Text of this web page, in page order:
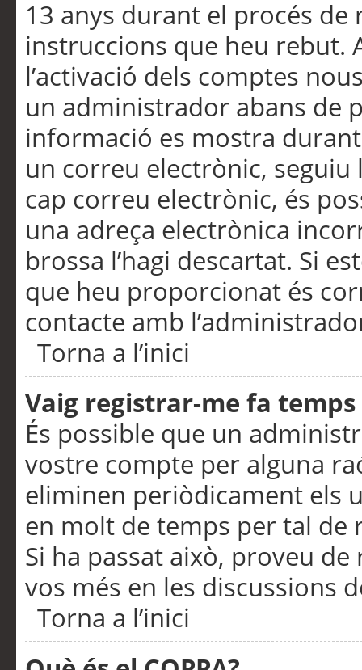
13 anys durant el procés de
instruccions que heu rebut.
l’activació dels comptes
un administrador abans de
informació es mostra
un correu electrònic,
cap correu electrònic, és
una adreça electrònica
brossa l’hagi descartat. Si
que heu proporcionat és
contacte amb
Torna a l’inici
Vaig registrar-me fa
És possible que un
vostre compte per alguna
eliminen periòdicament els
en molt de temps per tal de
Si ha passat això, proveu
vos més en les discussions
Torna a l’inici